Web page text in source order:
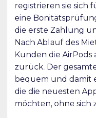
registrieren sie sich
eine
die erste Zahlung
Nach Ablauf des
Kunden die
zurück. Der
bequem und damit
die die neuesten
möchten, ohne sich